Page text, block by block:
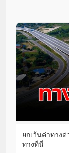
ยกเว้นค่าทาง
ทางที่นี่